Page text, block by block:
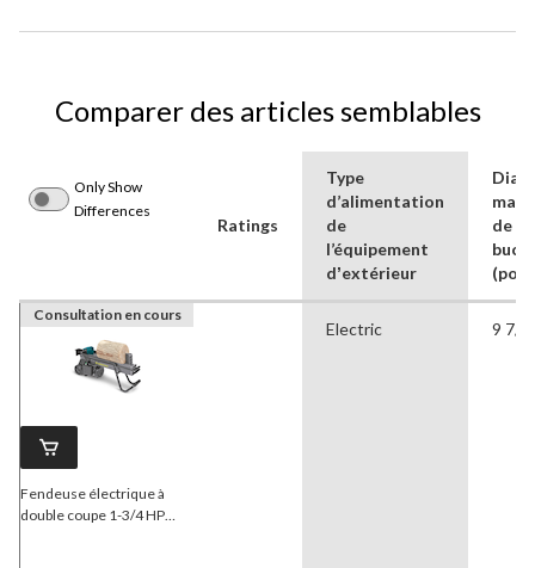
Comparer des articles semblables
Only Show
Differences
Ratings
Type
d’alimentation
de
l’équipement
dʼextérieur
de la
(po)
Consultation en cours
Fendeuse électrique à
double coupe 1-3/4 HP
Electric 9 7/8